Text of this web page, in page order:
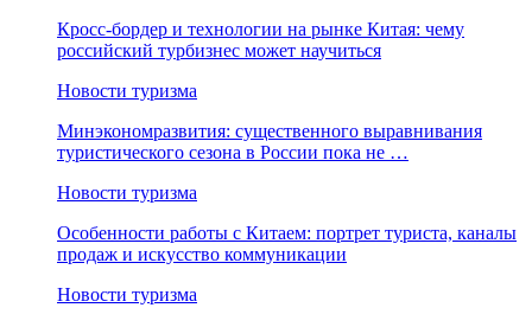
Кросс-бордер и технологии на рынке Китая: чему
российский турбизнес может научиться
Новости туризма
Минэкономразвития: существенного выравнивания
туристического сезона в России пока не …
Новости туризма
Особенности работы с Китаем: портрет туриста, каналы
продаж и искусство коммуникации
Новости туризма